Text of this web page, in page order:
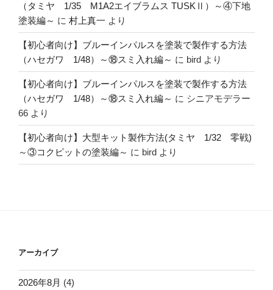
（タミヤ 1/35 M1A2エイブラムス TUSKⅡ）～④下地
塗装編～ に 村上真一 より
【初心者向け】ブルーインパルスを塗装で製作する方法
（ハセガワ 1/48）～⑱スミ入れ編～ に bird より
【初心者向け】ブルーインパルスを塗装で製作する方法
（ハセガワ 1/48）～⑱スミ入れ編～ に シニアモデラー
66 より
【初心者向け】大型キット製作方法(タミヤ 1/32 零戦)
～③コクピットの塗装編～ に bird より
アーカイブ
2026年8月 (4)